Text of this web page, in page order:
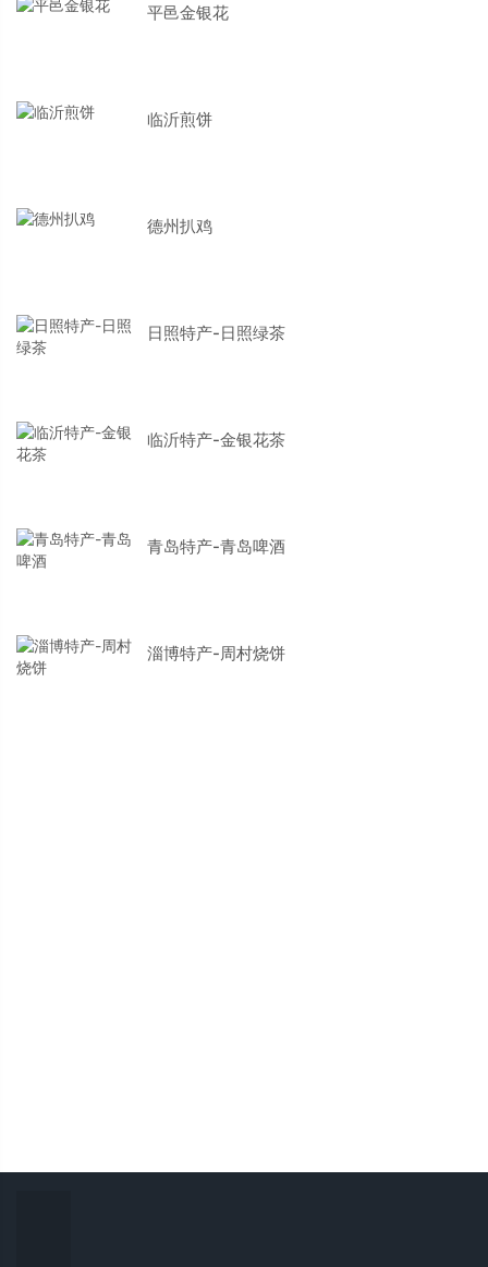
平邑金银花
临沂煎饼
德州扒鸡
日照特产-日照绿茶
临沂特产-金银花茶
青岛特产-青岛啤酒
淄博特产-周村烧饼